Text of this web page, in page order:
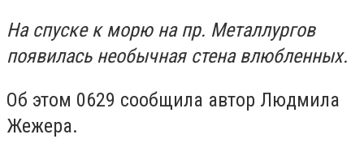
На спуске к морю на пр. Металлургов
появилась необычная стена влюбленных.
Об этом 0629 сообщила автор Людмила
Жежера.